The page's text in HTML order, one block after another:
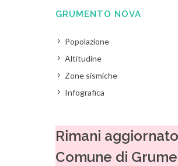
GRUMENTO NOVA
Popolazione
Altitudine
Zone sismiche
Infografica
Rimani
Comune di